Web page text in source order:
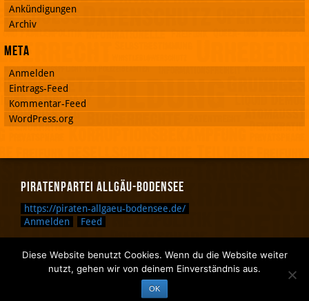
Ankündigungen
Archiv
Meta
Anmelden
Eintrags-Feed
Kommentar-Feed
WordPress.org
Piratenpartei Allgäu-Bodensee
https://piraten-allgaeu-bodensee.de/
Anmelden
Feed
Zurück nach oben.
Zurück zum Anfang des Textes.
Zurück zur Sucheingabe.
Diese Website benutzt Cookies. Wenn du die Website weiter
nutzt, gehen wir von deinem Einverständnis aus.
OK